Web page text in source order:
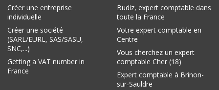
Créer une entreprise
individuelle
Créer une société
(SARL/EURL, SAS/SASU,
SNC,...)
Getting a VAT number in
France
Budiz, expert comptable dans
toute la France
Votre expert comptable en
Centre
Vous cherchez un expert
comptable Cher (18)
Expert comptable à Brinon-
sur-Sauldre